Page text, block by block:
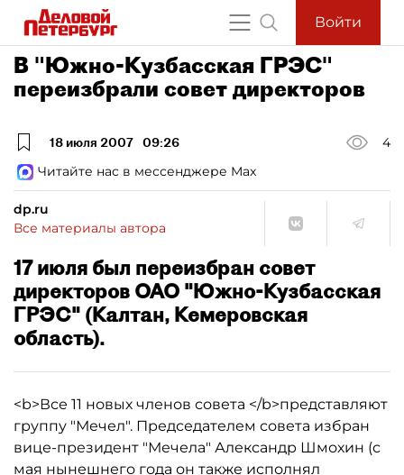
Войти
В "Южно-Кузбасская ГРЭС"
переизбрали совет директоров
18 июля 2007 09:26
4
Читайте нас в мессенджере Max
dp.ru
Все материалы автора
17 июля был переизбран совет
директоров ОАО "Южно-Кузбасская
ГРЭС" (Калтан, Кемеровская
область).
<b>Все 11 новых членов совета </b>представляют
группу "Мечел". Председателем совета избран
вице-президент "Мечела" Александр Шмохин (с
мая нынешнего года он также исполнял